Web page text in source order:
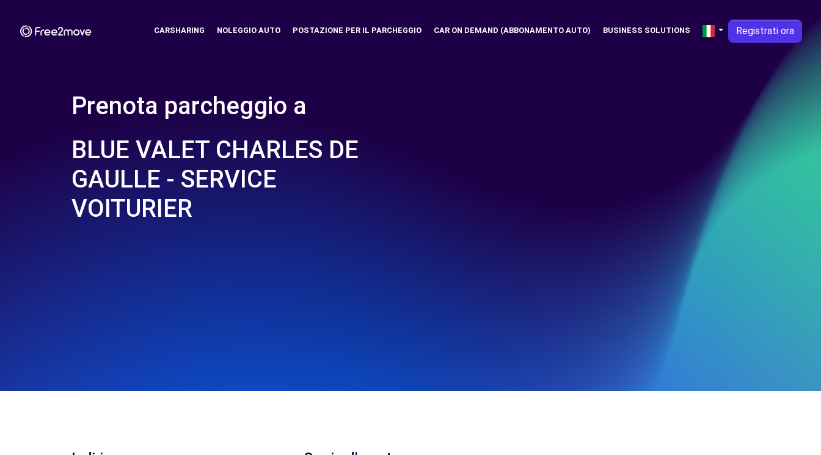
CARSHARING NOLEGGIO AUTO POSTAZIONE PER IL PARCHEGGIO CAR ON DEMAND (ABBONAMENTO AUTO) BUSINESS SOLUTIONS Registrati ora
Prenota parcheggio a
BLUE VALET CHARLES DE
GAULLE - SERVICE
VOITURIER